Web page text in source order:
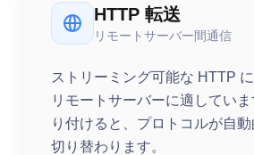
HTTP 転送
リモートサーバー間通信
ストリーミング可能な HTTP に
リモートサーバーに適してい
り付けると、プロトコルが自
切り替わります。